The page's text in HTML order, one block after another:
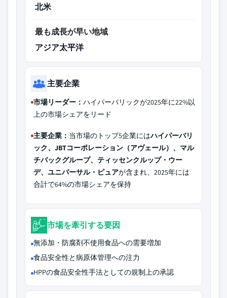
北米
最も成長が早い地域
アジア太平洋
主要企業
市場リーダー： ハイパーバリックが2025年に22%以
上の市場シェアをリード
主要企業： 当市場のトップ5企業にはハイパーバリ
ック、JBTコーポレーション（アヴェール）、マル
チバックグループ、ティッセンクルップ・ウー
デ、ユニバーサル・ピュアが含まれ、2025年には
合計で64%の市場シェアを保持
市場を牽引する要因
無添加・防腐剤不使用食品への需要増加
食品安全性と病原体管理への注力
HPPの食品安全性手法としての規制上の承認